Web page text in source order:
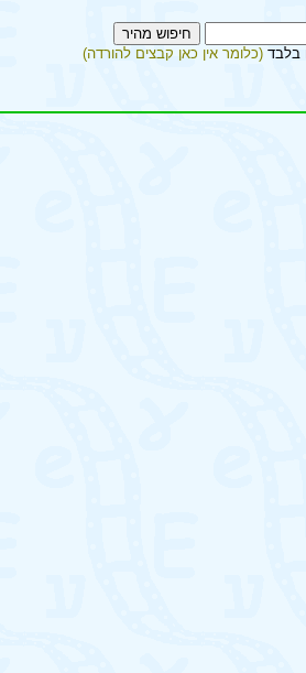
בלבד (כלומר אין כאן קבצים להורדה)